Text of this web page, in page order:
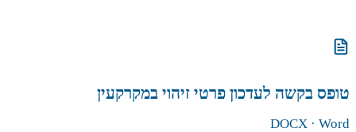
טופס בקשה לעדכון פרטי זיהוי במקרקעין
DOCX · Word